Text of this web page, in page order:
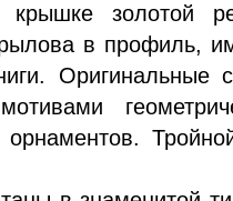
золотой
в профиль,
Оригинальные
орнаментов.